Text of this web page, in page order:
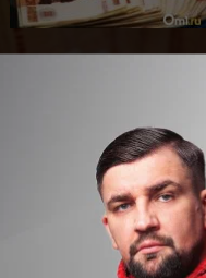
Телеграм